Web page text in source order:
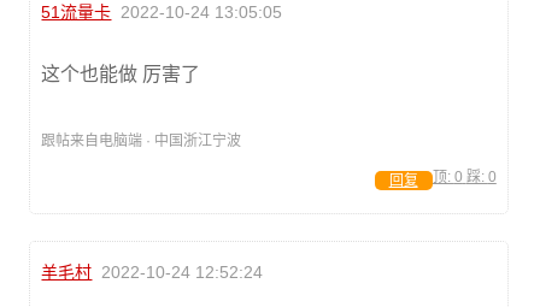
51流量卡 2022-10-24 13:05:05
这个也能做 厉害了
跟帖来自电脑端 · 中国浙江宁波
顶: 0 踩: 0
回复
羊毛村 2022-10-24 12:52:24